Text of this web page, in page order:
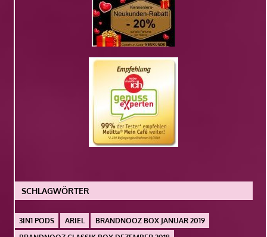
SCHLAGWÖRTER
3IN1 PODS ARIEL
BRANDNOOZ BOX JANUAR 2019